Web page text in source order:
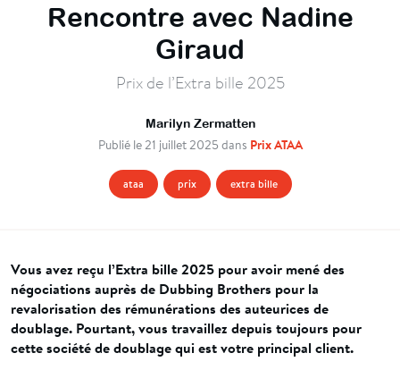
Rencontre avec Nadine
Giraud
Prix de l’Extra bille 2025
Marilyn Zermatten
Publié le 21 juillet 2025 dans Prix ATAA
ataa prix extra bille
Vous avez reçu l’Extra bille 2025 pour avoir mené des
négociations auprès de Dubbing Brothers pour la
revalorisation des rémunérations des auteurices de
doublage. Pourtant, vous travaillez depuis toujours pour
cette société de doublage qui est votre principal client.